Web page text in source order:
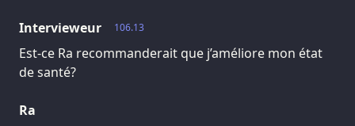
106.13
Intervieweur
Est-ce Ra recommanderait que j’améliore mon état
de santé?
Ra